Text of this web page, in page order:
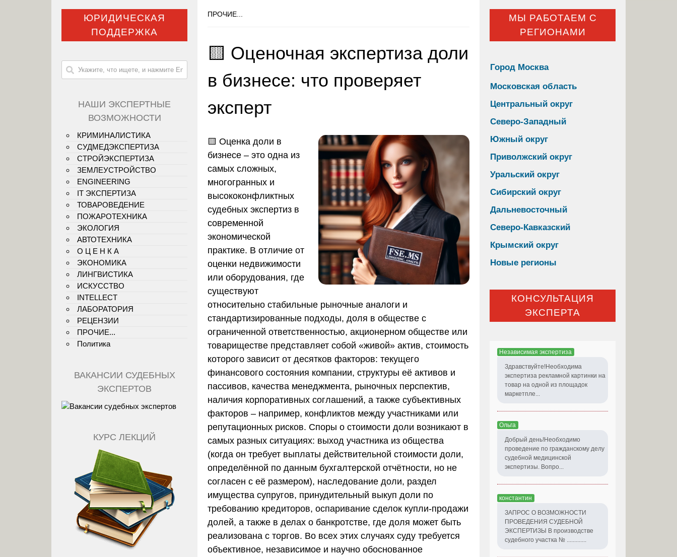
ПРОЧИЕ...
🟨 Оценочная экспертиза доли
в бизнесе: что проверяет
эксперт
🟨 Оценка доли в
бизнесе – это одна из
самых сложных,
многогранных и
высококонфликтных
судебных экспертиз в
современной
экономической
практике. В отличие от
оценки недвижимости
или оборудования, где
существуют
относительно стабильные рыночные аналоги и
стандартизированные подходы, доля в обществе с
ограниченной ответственностью, акционерном обществе или
товариществе представляет собой «живой» актив, стоимость
которого зависит от десятков факторов: текущего
финансового состояния компании, структуры её активов и
пассивов, качества менеджмента, рыночных перспектив,
наличия корпоративных соглашений, а также субъективных
факторов – например, конфликтов между участниками или
репутационных рисков. Споры о стоимости доли возникают в
самых разных ситуациях: выход участника из общества
(когда он требует выплаты действительной стоимости доли,
определённой по данным бухгалтерской отчётности, но не
согласен с её размером), наследование доли, раздел
имущества супругов, принудительный выкуп доли по
требованию кредиторов, оспаривание сделок купли-продажи
долей, а также в делах о банкротстве, где доля может быть
реализована с торгов. Во всех этих случаях суду требуется
объективное, независимое и научно обоснованное
ЮРИДИЧЕСКАЯ
ПОДДЕРЖКА
НАШИ ЭКСПЕРТНЫЕ
ВОЗМОЖНОСТИ
КРИМИНАЛИСТИКА
СУДМЕДЭКСПЕРТИЗА
СТРОЙЭКСПЕРТИЗА
ЗЕМЛЕУСТРОЙСТВО
ENGINEERING
IT ЭКСПЕРТИЗА
ТОВАРОВЕДЕНИЕ
ПОЖАРОТЕХНИКА
ЭКОЛОГИЯ
АВТОТЕХНИКА
О Ц Е Н К А
ЭКОНОМИКА
ЛИНГВИСТИКА
ИСКУССТВО
INTELLECT
ЛАБОРАТОРИЯ
РЕЦЕНЗИИ
ПРОЧИЕ...
Политика
ВАКАНСИИ СУДЕБНЫХ
ЭКСПЕРТОВ
КУРС ЛЕКЦИЙ
МЫ РАБОТАЕМ С
РЕГИОНАМИ
Город Москва
Московская область
Центральный округ
Северо-Западный
Южный округ
Приволжский округ
Уральский округ
Сибирский округ
Дальневосточный
Северо-Кавказский
Крымский округ
Новые регионы
КОНСУЛЬТАЦИЯ
ЭКСПЕРТА
Независимая экспертиза
Здравствуйте!Необходима
экспертиза рекламной картинки на
товар на одной из площадок
маркетпле...
Ольга
Добрый день!Необходимо
проведение по гражданскому делу
судебной медицинской
экспертизы. Вопро...
константин
ЗАПРОС О ВОЗМОЖНОСТИ
ПРОВЕДЕНИЯ СУДЕБНОЙ
ЭКСПЕРТИЗЫ В производстве
судебного участка № .............